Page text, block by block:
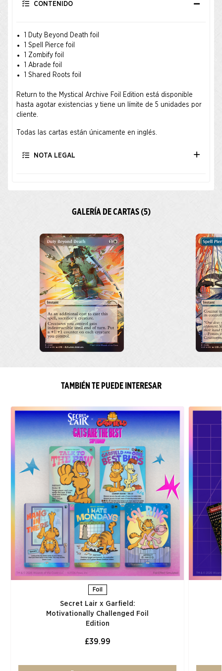
CONTENIDO
1 Duty Beyond Death foil
1 Spell Pierce foil
1 Zombify foil
1 Abrade foil
1 Shared Roots foil
Return to the Mystical Archive Foil Edition está disponible
hasta agotar existencias y tiene un límite de 5 unidades por
cliente.
Todas las cartas están únicamente en inglés.
NOTA LEGAL
GALERÍA DE CARTAS (5)
TAMBIÉN TE PUEDE INTERESAR
Foil
Secret Lair x Garfield:
Motivationally Challenged Foil
Edition​
£39.99